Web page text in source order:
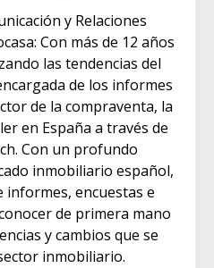
y Relaciones
Con más de 12 años
las tendencias del
de los informes
de la compraventa, la
en España a través de
Con un profundo
inmobiliario español,
informes, encuestas e
de primera mano
y cambios que se
inmobiliario.